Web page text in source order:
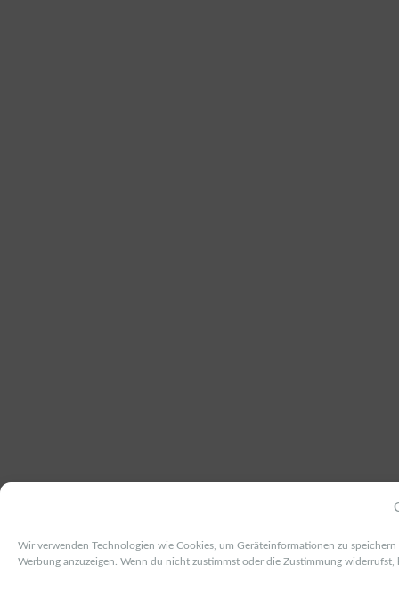
Wir verwenden Technologien wie Cookies, um Geräteinformationen zu
Werbung anzuzeigen. Wenn du nicht zustimmst oder die Zustimmung